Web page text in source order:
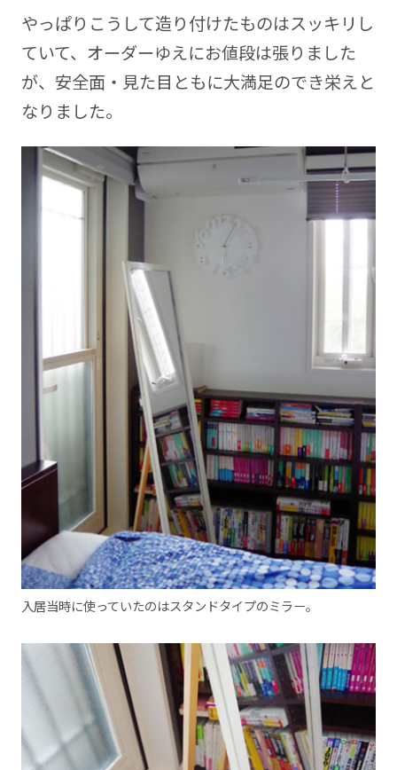
やっぱりこうして造り付けたものはスッキリし
ていて、オーダーゆえにお値段は張りました
が、安全面・見た目ともに大満足のでき栄えと
なりました。
入居当時に使っていたのはスタンドタイプのミラー。